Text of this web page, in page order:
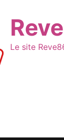
Le site